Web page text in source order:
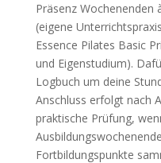
Präsenz Wochenenden
(eigene
Essence Pilates Basic
und Eigenstudium).
Logbuch um deine
Anschluss erfolgt nach
praktische Prüfung,
Fortbildungspunkte